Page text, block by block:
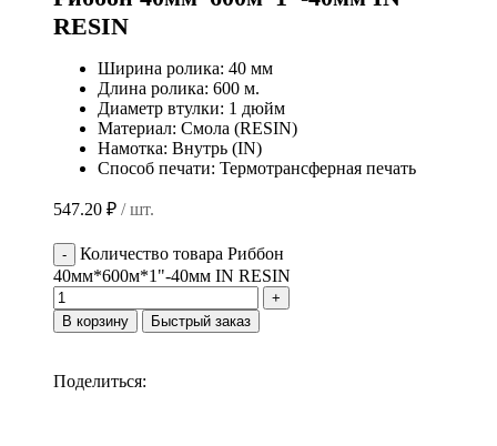
RESIN
Ширина ролика: 40 мм
Длина ролика: 600 м.
Диаметр втулки: 1 дюйм
Материал: Смола (RESIN)
Намотка: Внутрь (IN)
Способ печати: Термотрансферная печать
547.20 ₽ / шт.
Количество товара Риббон
40мм*600м*1"-40мм IN RESIN
В корзину Быстрый заказ
Поделиться: